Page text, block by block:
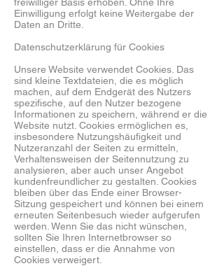
Einwilligung erfolgt keine Weitergabe der
Daten an Dritte.
Datenschutzerklärung für Cookies
Unsere Website verwendet Cookies. Das
sind kleine Textdateien, die es möglich
machen, auf dem Endgerät des Nutzers
spezifische, auf den Nutzer bezogene
Informationen zu speichern, während er die
Website nutzt. Cookies ermöglichen es,
insbesondere Nutzungshäufigkeit und
Nutzeranzahl der Seiten zu ermitteln,
Verhaltensweisen der Seitennutzung zu
analysieren, aber auch unser Angebot
kundenfreundlicher zu gestalten. Cookies
bleiben über das Ende einer Browser-
Sitzung gespeichert und können bei einem
erneuten Seitenbesuch wieder aufgerufen
werden. Wenn Sie das nicht wünschen,
sollten Sie Ihren Internetbrowser so
einstellen, dass er die Annahme von
Cookies verweigert.